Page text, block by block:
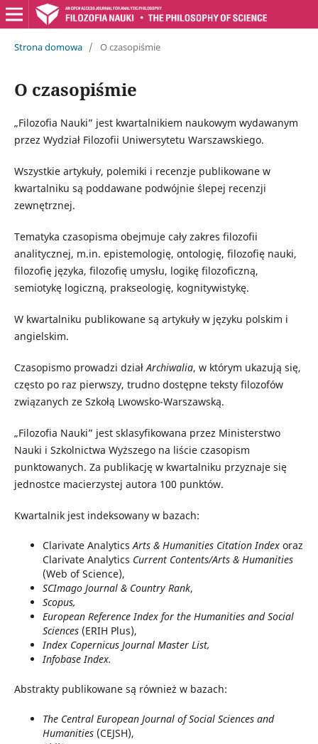
Strona domowa / O czasopiśmie
O czasopiśmie
„Filozofia Nauki” jest kwartalnikiem naukowym wydawanym
przez Wydział Filozofii Uniwersytetu Warszawskiego.
Wszystkie artykuły, polemiki i recenzje publikowane w
kwartalniku są poddawane podwójnie ślepej recenzji
zewnętrznej.
Tematyka czasopisma obejmuje cały zakres filozofii
analitycznej, m.in. epistemologię, ontologię, filozofię nauki,
filozofię języka, filozofię umysłu, logikę filozoficzną,
semiotykę logiczną, prakseologię, kognitywistykę.
W kwartalniku publikowane są artykuły w języku polskim i
angielskim.
Czasopismo prowadzi działArchiwalia, w którym ukazują się,
często po raz pierwszy, trudno dostępne teksty filozofów
związanych ze Szkołą Lwowsko-Warszawską.
„Filozofia Nauki” jest sklasyfikowana przez Ministerstwo
Nauki i Szkolnictwa Wyższego na liście czasopism
punktowanych. Za publikację w kwartalniku przyznaje się
jednostce macierzystej autora 100 punktów.
Kwartalnik jest indeksowany w bazach:
Clarivate AnalyticsArts & Humanities Citation Index oraz
Clarivate Analytics Current Contents/Arts & Humanities
(Web of Science),
SCImago Journal & Country Rank,
Scopus,
European Reference Index for the Humanities and Social
Sciences(ERIH Plus),
Index Copernicus Journal Master List,
Infobase Index.
Abstrakty publikowane są również w bazach:
The Central European Journal of Social Sciences and
Humanities (CEJSH),